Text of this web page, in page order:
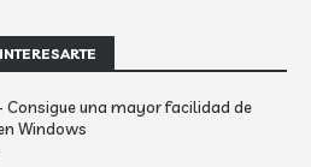
Consigue una mayor facilidad de
Windows